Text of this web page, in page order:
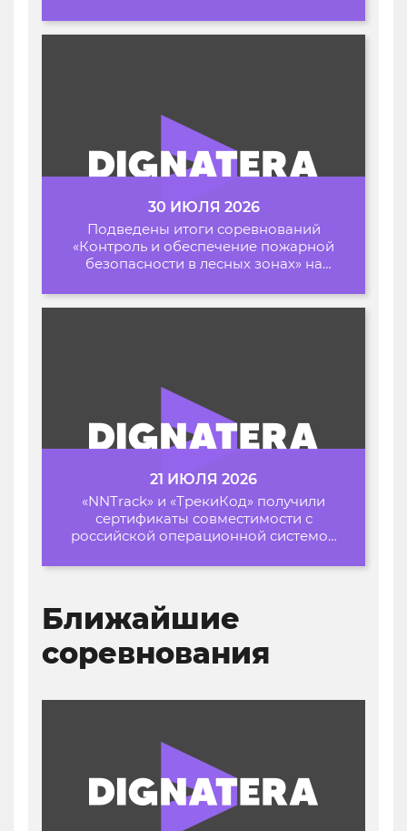
30 ИЮЛЯ 2026
Подведены итоги соревнований
«Контроль и обеспечение пожарной
безопасности в лесных зонах» на
21 ИЮЛЯ 2026
«NNTrack» и «ТрекиКод» получили
сертификаты совместимости с
российской операционной системой
Ближайшие
соревнования